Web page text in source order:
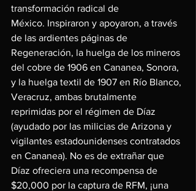
transformación radical de
México. Inspiraron y apoyaron, a través
de las ardientes páginas de
Regeneración, la huelga de los mineros
del cobre de 1906 en Cananea, Sonora,
y la huelga textil de 1907 en Río Blanco,
Veracruz, ambas brutalmente
reprimidas por el régimen de Díaz
(ayudado por las milicias de Arizona y
vigilantes estadounidenses contratados
en Cananea). No es de extrañar que
Díaz ofreciera una recompensa de
$20,000 por la captura de RFM, ¡una